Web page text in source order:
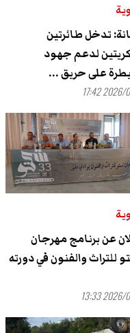
تدخل طائرتين
لدعم جهود
على حريق ...
2026/08/
عن برنامج مهرجان
للتراث والفنون في دورته
2026/08/